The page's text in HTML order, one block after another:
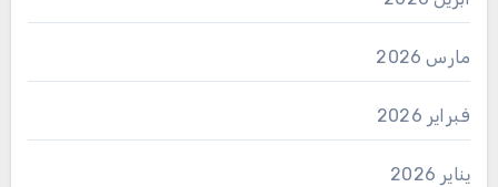
مارس 2026
فبراير 2026
يناير 2026